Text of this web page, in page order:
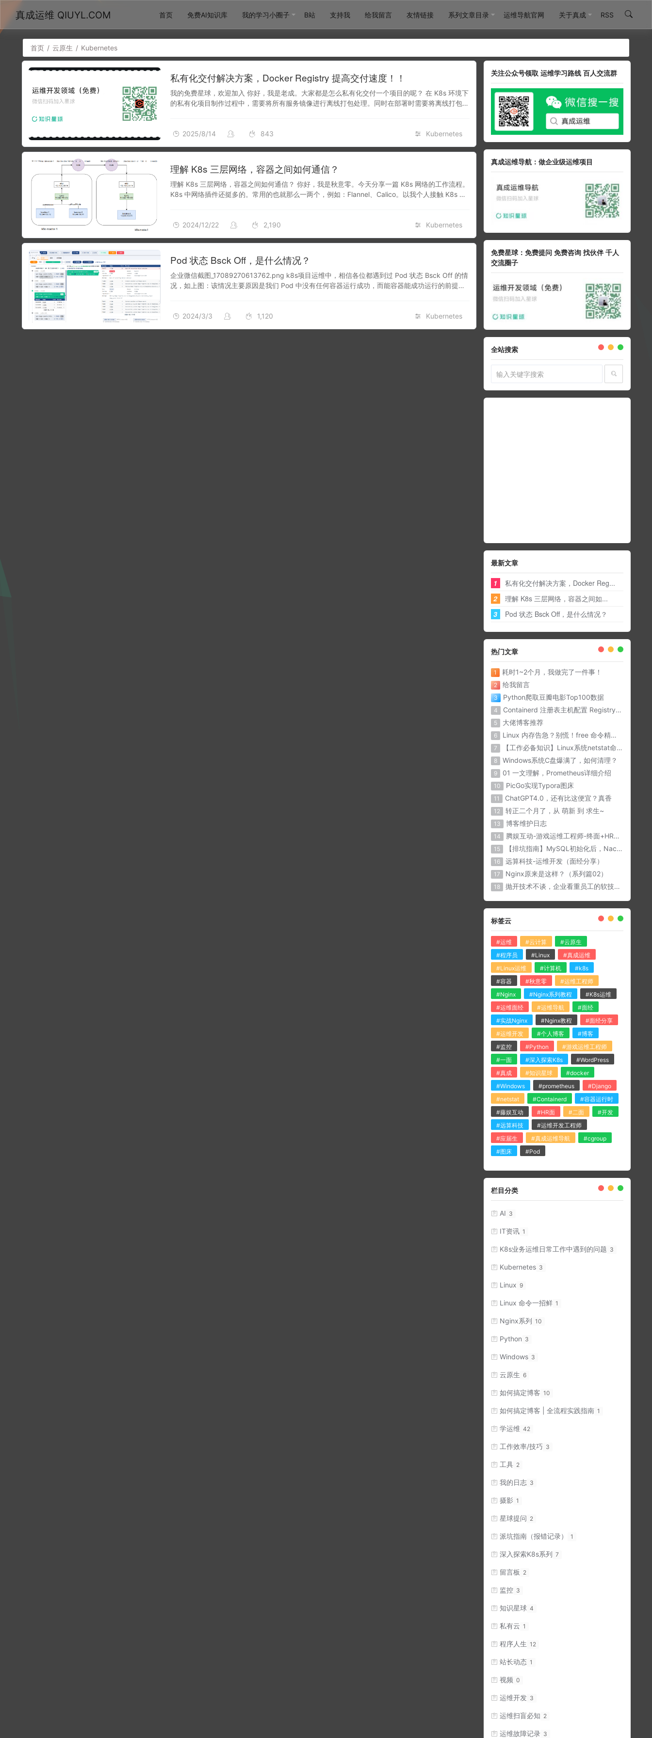
真成运维 QIUYL.COM 首页 免费AI知识库 我的学习小圈子 B站 支持我 给我留言 友情链接 系列文章目录 运维导航官网 关于真成 RSS
首页 / 云原生 / Kubernetes
2025/8/14
私有化交付解决方案，Docker Registry 提高交付速度！！
我的免费星球，欢迎加入 你好，我是老成。大家都是怎么私有化交付一个项目的呢？ 在 K8s 环境下
的私有化项目制作过程中，需要将所有服务镜像进行离线打包处理。同时在部署时需要将离线打包的
Kubernetes
2025/8/14 843
2024/12/22
理解 K8s 三层网络，容器之间如何通信？
理解 K8s 三层网络，容器之间如何通信？ 你好，我是秋意零。今天分享一篇 K8s 网络的工作流程。
K8s 中网络插件还挺多的。常用的也就那么一两个，例如：Flannel、Calico。以我个人接触 K8s 开
Kubernetes
2024/12/22 2,190
2024/3/3
Pod 状态 Bsck Off，是什么情况？
企业微信截图_17089270613762.png k8s项目运维中，相信各位都遇到过 Pod 状态 Bsck Off 的情
况，如上图：该情况主要原因是我们 Pod 中没有任何容器运行成功，而能容器能成功运行的前提
Kubernetes
2024/3/3 1,120
关注公众号领取 运维学习路线 百人交流群
真成运维导航：做企业级运维项目
免费星球：免费提问 免费咨询 找伙伴 千人
交流圈子
全站搜索
最新文章
1
私有化交付解决方案，Docker Reg...
2
理解 K8s 三层网络，容器之间如...
3
Pod 状态 Bsck Off，是什么情况？
热门文章
1 耗时1~2个月，我做完了一件事！
2 给我留言
3 Python爬取豆瓣电影Top100数据
4 Containerd 注册表主机配置 Registry Host
5 大佬博客推荐
6 Linux 内存告急？别慌！free 命令精准诊断内存问题
7 【工作必备知识】Linux系统netstat命令详解
8 Windows系统C盘爆满了，如何清理？
9 01 一文理解，Prometheus详细介绍
10 PicGo实现Typora图床
11 ChatGPT4.0，还有比这便宜？真香
12 转正二个月了，从 萌新 到 求生~
13 博客维护日志
14 腾娱互动-游戏运维工程师-终面+HR面（面经分享）
15 【排坑指南】MySQL初始化后，Nacos与微服务无法连接？？
16 远算科技-运维开发（面经分享）
17 Nginx原来是这样？（系列篇02）
18 抛开技术不谈，企业看重员工的软技能有那些？
标签云
#运维 #云计算
#云原生
#程序员
#Linux
#真成运维
#Linux运维
#计算机
#k8s
#容器
#秋意零
#运维工程师
#Nginx
#Nginx系列教程
#K8s运维
#运维面经
#运维导航
#面经
#实战Nginx
#Nginx教程
#面经分享
#运维开发
#个人博客
#博客
#监控
#Python
#游戏运维工程师
#一面
#深入探索K8s
#WordPress
#真成
#知识星球
#docker
#Windows
#prometheus
#Django
#netstat
#Containerd
#容器运行时
#藤娱互动
#HR面 #二面
#开发
#远算科技
#运维开发工程师
#应届生
#真成运维导航
#cgroup
#图床
#Pod
栏目分类
AI 3
IT资讯 1
K8s业务运维日常工作中遇到的问题 3
Kubernetes 3
Linux 9
Linux 命令一招鲜 1
Nginx系列 10
Python 3
Windows 3
云原生 6
如何搞定博客 10
如何搞定博客 | 全流程实践指南 1
学运维 42
工作效率/技巧 3
工具 2
我的日志 3
摄影 1
星球提问 2
派坑指南（报错记录） 1
深入探索K8s系列 7
留言板 2
监控 3
知识星球 4
私有云 1
程序人生 12
站长动态 1
视频 0
运维开发 3
运维扫盲必知 2
运维故障记录 3